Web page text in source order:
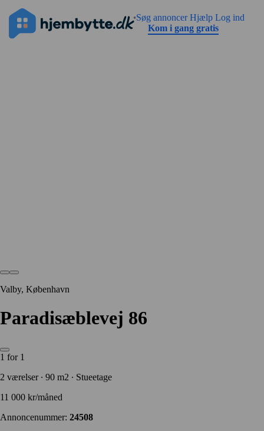
Søg annoncerHjælpLog ind
Kom i gang gratis
Annoncen har ingen billeder endnu
Gadevisning
Valby, København
Paradisæblevej 86
1 for 1
2 værelser ∙ 90 m2 ∙ Stueetage
11 000 kr/måned
Annoncenummer: 24508